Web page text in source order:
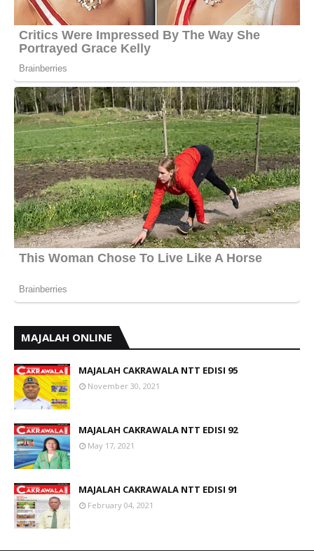
MAJALAH ONLINE
MAJALAH CAKRAWALA NTT EDISI 95
November 30, 2021
MAJALAH CAKRAWALA NTT EDISI 92
May 17, 2021
MAJALAH CAKRAWALA NTT EDISI 91
February 04, 2021